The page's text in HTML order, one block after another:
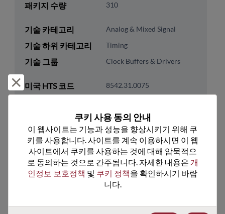
패키지 수량 310
기술 카테고리 Analog & Mixed Signal
기술 하위 카테고리 Timing
기술 그룹 Clock Buffers & Drivers
미국 HTS 코드 8542.31.0075
추천 대체 제품
거부 및 닫기
쿠키 사용 동의 안내
이 웹사이트는 기능과 성능을 향상시키기 위해 쿠
키를 사용합니다. 사이트를 계속 이용하시면 이 웹
사이트에서 쿠키를 사용하는 것에 대해 암묵적으
로 동의하는 것으로 간주됩니다. 자세한 내용은 개
인정보 보호정책 및 쿠키 정책을 확인하시기 바랍
니다.